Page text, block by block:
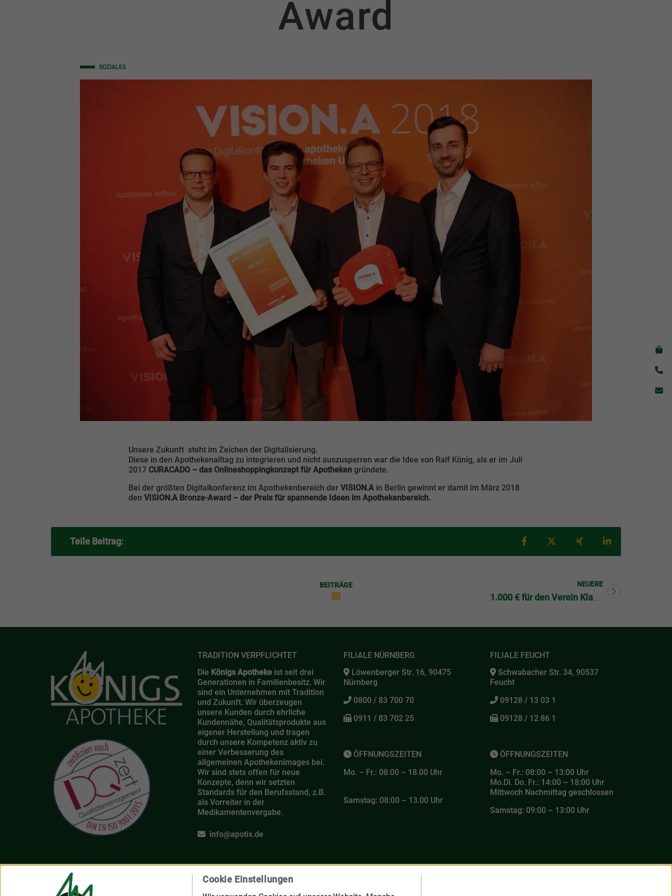
Award
SOZIALES
Unsere Zukunft steht im Zeichen der Digitalisierung.
Diese in den Apothekenalltag zu integrieren und nicht auszusperren war die Idee von Ralf König, als er im Juli
2017 CURACADO – das Onlineshoppingkonzept für Apotheken gründete.
Bei der größten Digitalkonferenz im Apothekenbereich der VISION.A in Berlin gewinnt er damit im März 2018
den VISION.A Bronze-Award – der Preis für spannende Ideen im Apothekenbereich.
Teile Beitrag: Teilen auf Facebook
Teilen auf XTeilen auf Xing
Teilen auf
BEITRÄGE NEUERE
Titel für Beitrag
1.000 € für den Verein Klabautermann e.V.
TRADITION VERPFLICHTET
Die Königs Apothekeist seit drei
Generationen in Familienbesitz. Wir
sind ein Unternehmen mit Tradition
und Zukunft. Wir überzeugen
unsere Kunden durch ehrliche
Kundennähe, Qualitätsprodukte aus
eigener Herstellung und tragen
durch unsere Kompetenz aktiv zu
einer Verbesserung des
allgemeinen Apothekenimages bei.
Wir sind stets offen für neue
Konzepte, denn wir setzten
Standards für den Berufsstand, z.B.
als Vorreiter in der
Medikamentenvergabe.
info@apotix.de
FILIALE NÜRNBERG
Löwenberger Str. 16, 90475
Nürnberg
0800 / 83 700 70
0911 / 83 702 25
ÖFFNUNGSZEITEN
Mo. – Fr.: 08:00 – 18.00 Uhr
Samstag: 08:00 – 13.00 Uhr
FILIALE FEUCHT
Schwabacher Str. 34, 90537
Feucht
09128 / 13 03 1
09128 / 12 86 1
ÖFFNUNGSZEITEN
Mo. – Fr.: 08:00 – 13:00 Uhr
Mo.Di. Do. Fr.: 14:00 – 18:00 Uhr
Mittwoch Nachmittag geschlossen
Samstag: 09:00 – 13:00 Uhr
Königs Apotheke
Cookie Einstellungen